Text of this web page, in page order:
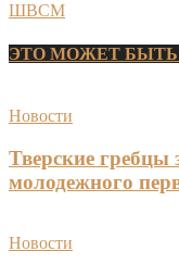
ШВСМ
ЭТО МОЖЕТ
Новости
Тверские гребцы
молодежного
Новости